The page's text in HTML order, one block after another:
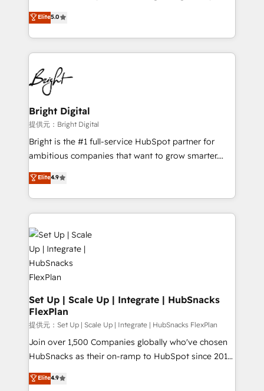
Growth-Driven Design Agency of the Year 🏆2016
Sales Enablement HubSpot Impact Award 🏆2015
HubSpot COS Performance Award 🏆2014 HubSpot
COS Design Award 🏆2013 HubSpot Marketplace
Partner 📆Founded in 1997
and nonprofits — to streamline operations, scale
revenue, and unlock the full potential of HubSpot.
With deep technical and industry expertise, we fuse
automation, integration, and AI innovation to deliver
lasting impact. We specialize in: • Turnkey and end-
to-end HubSpot implementations • Onboarding for
Sales, Service, Marketing & Content Hubs • AI voice
and chat agents, predictive automation, and smart
workflows • Salesforce + HubSpot integration •
RevOps and AI-driven sales enablement • Website
design and CMS development • ERP integration: SAP,
and CRM migration from any platform •
Client/member portals built on HubSpot • Custom
WooCommerce, BuilderTrend, and more Experience
the difference — reach out to see how AI + HubSpot
can transform your business.
Elite5.0
Bright Digital
提供元：Bright Digital
Bright is the #1 full-service HubSpot partner for
ambitious companies that want to grow smarter.
From HubSpot onboarding, to training, from
developing a new website to lead generation and
digital marketing; we do it all (and with great
results)! In short, our services include: - HubSpot
consultancy: onboarding, training, data migration -
HubSpot development: websites, custom modules,
integrations - Marketing & sales solutions: digital
marketing, advertising, campaigns, content and
design We connect people, data and technology to
improve customer experiences. With our bright
people, exciting ideas and can-do mentality, we
ensure revenue growth on a daily basis. So tell us
your challenge; our passionate and growth driven
team of 100+ experts is ready for you! Driving digital
Elite4.9
Set Up | Scale Up | Integrate | HubSnacks
FlexPlan
提供元：Set Up | Scale Up | Integrate | HubSnacks FlexPlan
Join over 1,500 Companies globally who've chosen
HubSnacks as their on-ramp to HubSpot since 2014
Simple pay-as-you-go plans that accelerate value...
1️⃣ Set Up | Onboarding New or Check-fixing existing
Elite4.9